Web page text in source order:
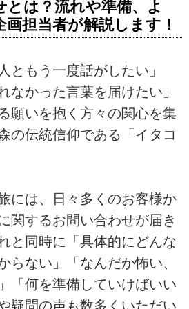
とは？流れや準備、よ
画担当者が解説します！
ともう一度話がしたい」
なかった言葉を届けたい」
いを抱く方々の関心を集
の伝統信仰である「イタコ
には、日々多くのお客様か
関するお問い合わせが届き
と同時に「具体的にどんな
らない」「なんだか怖い、
「何を準備していけばいい
疑問の声も数多くいただい